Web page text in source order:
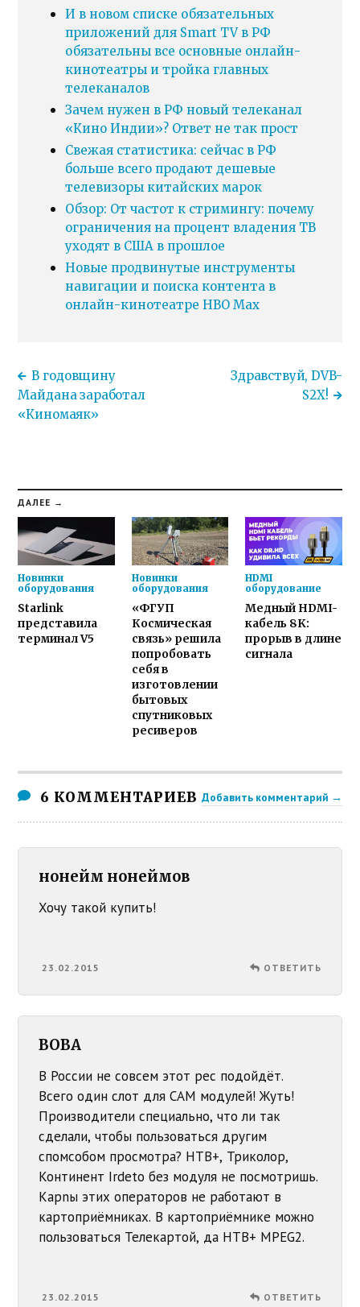
И в новом списке обязательных
приложений для Smart TV в РФ
обязательны все основные онлайн-
кинотеатры и тройка главных
телеканалов
Зачем нужен в РФ новый телеканал
«Кино Индии»? Ответ не так прост
Свежая статистика: сейчас в РФ
больше всего продают дешевые
телевизоры китайских марок
Обзор: От частот к стримингу: почему
ограничения на процент владения ТВ
уходят в США в прошлое
Новые продвинутые инструменты
навигации и поиска контента в
онлайн-кинотеатре HBO Max
В годовщину
Майдана заработал
«Киномаяк»
Здравствуй, DVB-
S2X!
ДАЛЕЕ →
Новинки
оборудования
Starlink
представила
терминал V5
Новинки
оборудования
«ФГУП
Космическая
связь» решила
попробовать
себя в
изготовлении
бытовых
спутниковых
ресиверов
HDMI
оборудование
Медный HDMI-
кабель 8K:
прорыв в длине
сигнала
6 КОММЕНТАРИЕВ Добавить комментарий →
нонейм нонеймов
Хочу такой купить!
23.02.2015 ОТВЕТИТЬ
BOBA
В России не совсем этот рес подойдёт.
Всего один слот для САМ модулей! Жуть!
Производители специально, что ли так
сделали, чтобы пользоваться другим
спомсобом просмотра? НТВ+, Триколор,
Континент Irdeto без модуля не посмотришь.
Карnы этих операторов не работают в
картоприёмниках. В картоприёмнике можно
пользоваться Телекартой, да НТВ+ MPEG2.
23.02.2015 ОТВЕТИТЬ